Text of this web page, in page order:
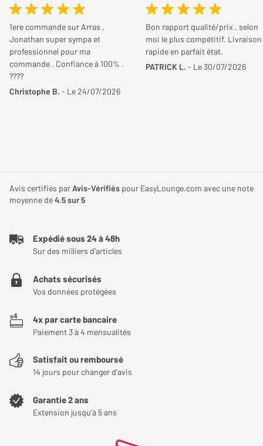
téléchargement d’un driver spécifique téléchargeable sur le site
du fabriquant Atoll Électronique.
Profondeur 60 mm
Poids 4,40 Kg
1ere commande sur Arras ,
Jonathan super sympa et
professionnel pour ma
commande . Confiance à 100% .
????
Christophe B. - Le 24/07/2026
Bon rapport qualité/prix , selon
moi le plus compétitif. Livraison
rapide en parfait état.
PATRICK L. - Le 30/07/2026
Avis certifiés parAvis-Vérifiés pour EasyLounge.com avec une note
moyenne de4.5sur 5
Expédié sous 24 à 48h
Sur des milliers d'articles
Achats sécurisés
Vos données protégées
4x par carte bancaire
Paiement 3 à 4 mensualités
Satisfait ou remboursé
14 jours pour changer d'avis
Garantie 2 ans
Extension jusqu'à 5 ans